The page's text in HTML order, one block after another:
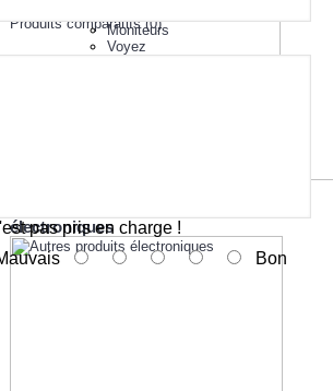
Produits comparatifs (0)
Moniteurs
Voyez
électroniques
pas pris en charge !
Bon